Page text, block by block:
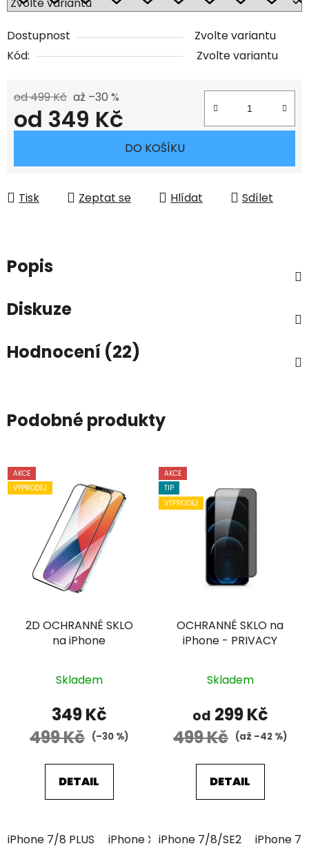
Dostupnost
Zvolte variantu
Kód:
Zvolte variantu
od 499 Kč až –30 %
od 349 Kč
DO KOŠÍKU
Tisk Zeptat se Hlídat Sdílet
Popis
Diskuze
Hodnocení (22)
Podobné produkty
AKCE
VÝPRODEJ
2D OCHRANNÉ SKLO
na iPhone
hodnocení
produktu
je
5,0
z
5
hvězdiček.
Skladem
349 Kč
499 Kč (–30 %)
DETAIL
iPhone 7/8 PLUS iPhone XR iPhone 11 Pro iPhone
AKCE
TIP
VÝPRODEJ
OCHRANNÉ SKLO na
iPhone - PRIVACY
hodnocení
produktu
je
5,0
z
5
hvězdiček.
Skladem
od 299 Kč
499 Kč (až –42 %)
DETAIL
iPhone 7/8/SE2 iPhone 7/